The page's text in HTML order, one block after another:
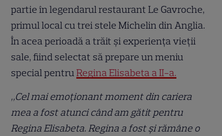
partie în legendarul restaurant Le Gavroche,
primul local cu trei stele Michelin din Anglia.
În acea perioadă a trăit și experiența vieții
sale, fiind selectat să prepare un meniu
special pentruRegina Elisabeta a II-a.
„Cel mai emoționant moment din cariera
mea a fost atunci când am gătit pentru
Regina Elisabeta. Regina a fost și rămâne o